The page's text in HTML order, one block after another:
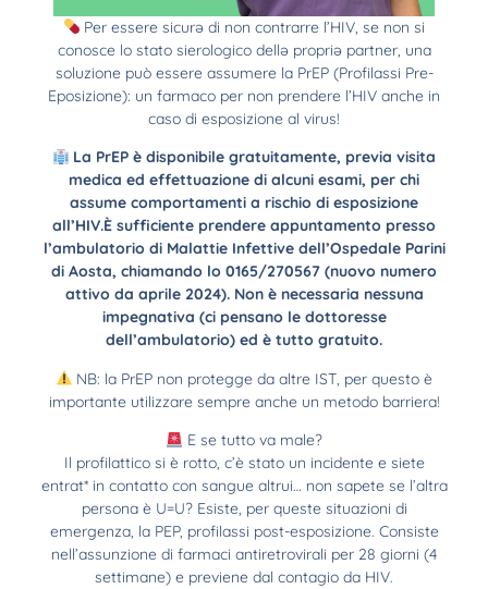
Per essere sicurə di non contrarre l’HIV, se non si
conosce lo stato sierologico dellə propriə partner, una
soluzione può essere assumere la PrEP (Profilassi Pre-
Eposizione): un farmaco per non prendere l’HIV anche in
caso di esposizione al virus!
La PrEP è disponibile gratuitamente, previa visita
medica ed effettuazione di alcuni esami, per chi
assume comportamenti a rischio di esposizione
all’HIV.È sufficiente prendere appuntamento presso
l’ambulatorio di Malattie Infettive dell’Ospedale Parini
di Aosta, chiamando lo 0165/270567 (nuovo numero
attivo da aprile 2024). Non è necessaria nessuna
impegnativa (ci pensano le dottoresse
dell’ambulatorio) ed è tutto gratuito.
NB: la PrEP non protegge da altre IST, per questo è
importante utilizzare sempre anche un metodo barriera!
E se tutto va male?
Il profilattico si è rotto, c’è stato un incidente e siete
entrat* in contatto con sangue altrui… non sapete se l’altra
persona è U=U? Esiste, per queste situazioni di
emergenza, la PEP, profilassi post-esposizione. Consiste
nell’assunzione di farmaci antiretrovirali per 28 giorni (4
settimane) e previene dal contagio da HIV.